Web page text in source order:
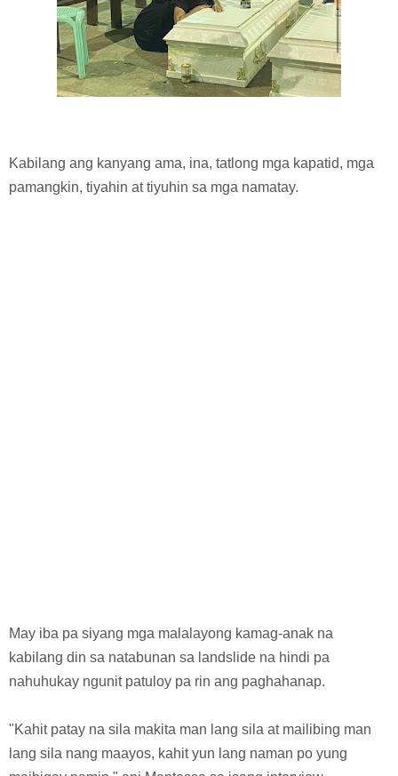
Kabilang ang kanyang ama, ina, tatlong mga kapatid, mga
pamangkin, tiyahin at tiyuhin sa mga namatay.
May iba pa siyang mga malalayong kamag-anak na
kabilang din sa natabunan sa landslide na hindi pa
nahuhukay ngunit patuloy pa rin ang paghahanap.
"Kahit patay na sila makita man lang sila at mailibing man
lang sila nang maayos, kahit yun lang naman po yung